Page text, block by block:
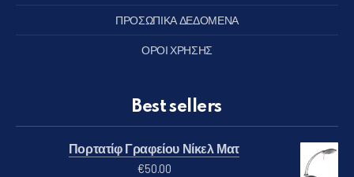
ΠΡΟΣΩΠΙΚΑ ΔΕΔΟΜΕΝΑ
ΟΡΟΙ ΧΡΗΣΗΣ
Best sellers
Πορτατίφ Γραφείου Νίκελ Ματ
€50.00